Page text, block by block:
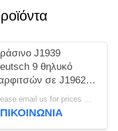
J1939
9 θηλυκό
σε J1962
OBDII 16
Please email us for prices MOQ:100 τεμ